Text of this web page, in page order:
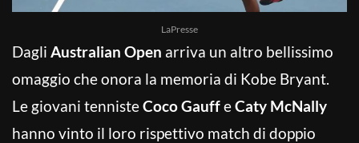
LaPresse
Dagli Australian Open arriva un altro bellissimo
omaggio che onora la memoria di Kobe Bryant.
Le giovani tennisteCoco GauffeCaty McNally
hanno vinto il loro rispettivo match di doppio